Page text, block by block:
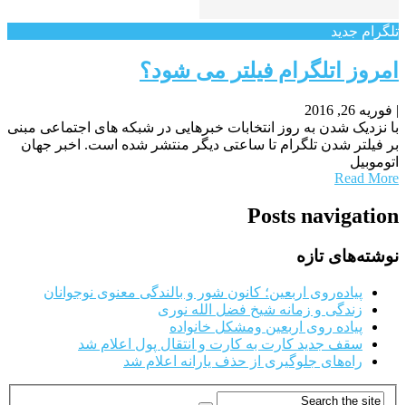
تلگرام جدید
امروز اتلگرام فیلتر می شود؟
| فوریه 26, 2016
با نزدیک شدن به روز انتخابات خبرهایی در شبکه های اجتماعی مبنی
بر فیلتر شدن تلگرام تا ساعتی دیگر منتشر شده است. اخبر جهان
اتوموبیل
Read More
Posts navigation
نوشته‌های تازه
پیاده‌روی اربعین؛ کانون شور و بالندگی معنوی نوجوانان
زندگی و زمانه شیخ فضل الله نوری
پیاده روی اربعین ومشکل خانواده
سقف جدید کارت به کارت و انتقال پول اعلام شد
راه‌های جلوگیری از حذف یارانه اعلام شد